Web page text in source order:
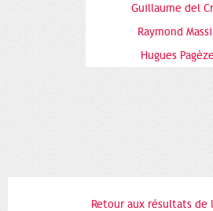
Guillaume del
Raymond
Hugues
Retour aux résultats de